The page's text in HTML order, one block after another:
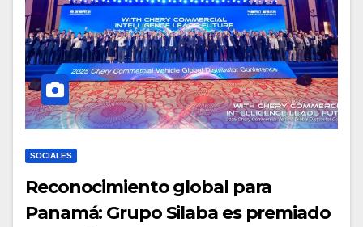
SOCIALES
Reconocimiento global para
Panamá: Grupo Silaba es premiado